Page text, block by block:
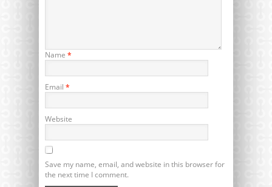
Name *
Email *
Website
Save my name, email, and website in this browser for
the next time I comment.